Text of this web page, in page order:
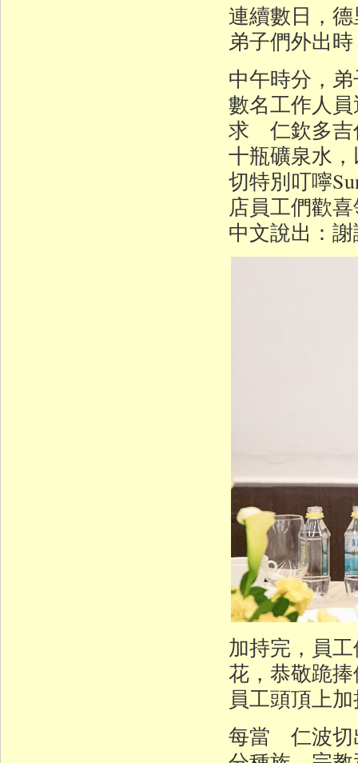
連續數日，
弟子們外出
中午時分，
數名工作人
求 仁欽多吉
十瓶礦泉水
切特別叮嚀
店員工們歡
中文說出：
加持完，員
花，恭敬跪
員工頭頂上
每當 仁波切